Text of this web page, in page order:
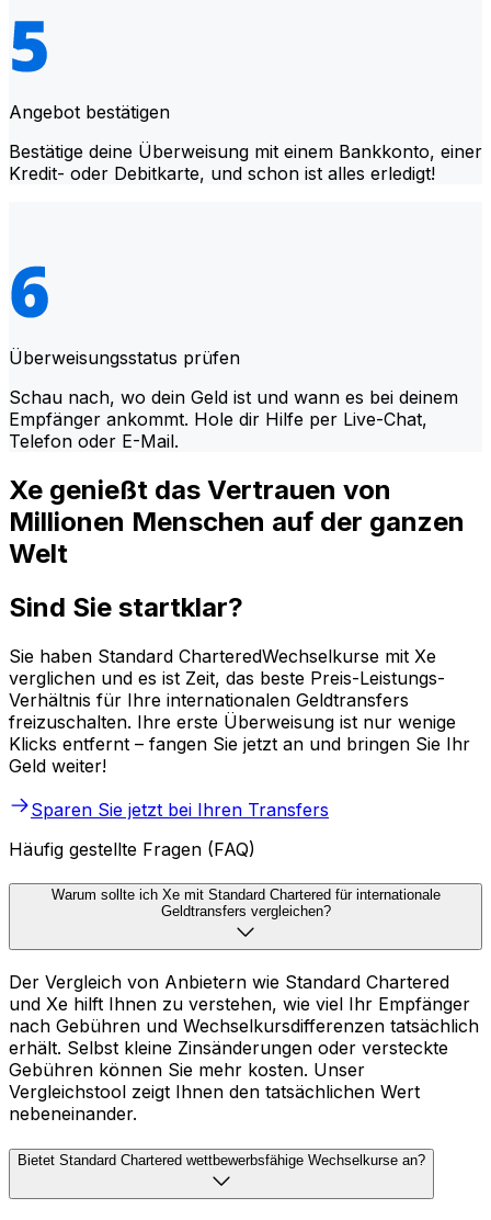
Angebot bestätigen
Bestätige deine Überweisung mit einem Bankkonto, einer
Kredit- oder Debitkarte, und schon ist alles erledigt!
Überweisungsstatus prüfen
Schau nach, wo dein Geld ist und wann es bei deinem
Empfänger ankommt. Hole dir Hilfe per Live-Chat,
Telefon oder E-Mail.
Xe genießt das Vertrauen von
Millionen Menschen auf der ganzen
Welt
Sind Sie startklar?
Sie haben Standard CharteredWechselkurse mit Xe
verglichen und es ist Zeit, das beste Preis-Leistungs-
Verhältnis für Ihre internationalen Geldtransfers
freizuschalten. Ihre erste Überweisung ist nur wenige
Klicks entfernt – fangen Sie jetzt an und bringen Sie Ihr
Geld weiter!
Sparen Sie jetzt bei Ihren Transfers
Häufig gestellte Fragen (FAQ)
Warum sollte ich Xe mit Standard Chartered für internationale
Geldtransfers vergleichen?
Der Vergleich von Anbietern wie Standard Chartered
und Xe hilft Ihnen zu verstehen, wie viel Ihr Empfänger
nach Gebühren und Wechselkursdifferenzen tatsächlich
erhält. Selbst kleine Zinsänderungen oder versteckte
Gebühren können Sie mehr kosten. Unser
Vergleichstool zeigt Ihnen den tatsächlichen Wert
nebeneinander.
Bietet Standard Chartered wettbewerbsfähige Wechselkurse an?